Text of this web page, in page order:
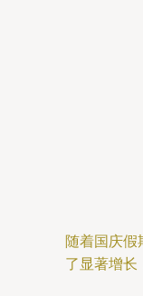
随着国庆
了显著增长